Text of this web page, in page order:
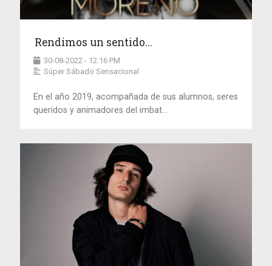
Rendimos un sentido...
30-08-2022 - 12:16 PM
Súper Sábado Sensacional
En el año 2019, acompañada de sus alumnos, seres
queridos y animadores del imbat...